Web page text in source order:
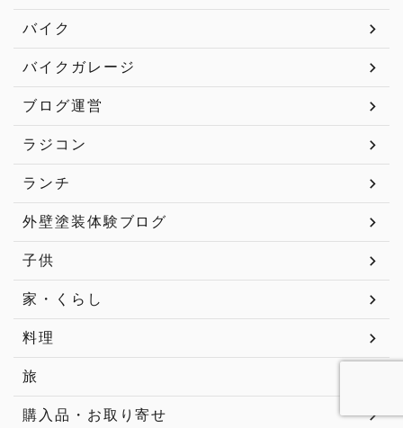
バイク
バイクガレージ
ブログ運営
ラジコン
ランチ
外壁塗装体験ブログ
子供
家・くらし
料理
旅
購入品・お取り寄せ